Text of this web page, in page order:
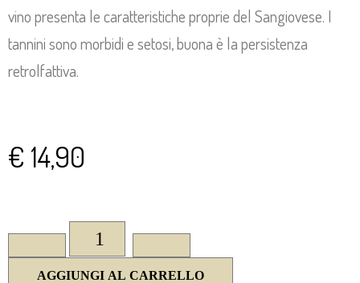
vino presenta le caratteristiche proprie del Sangiovese. I
tannini sono morbidi e setosi, buona è la persistenza
retrolfattiva.
€ 14,90
AGGIUNGI AL CARRELLO